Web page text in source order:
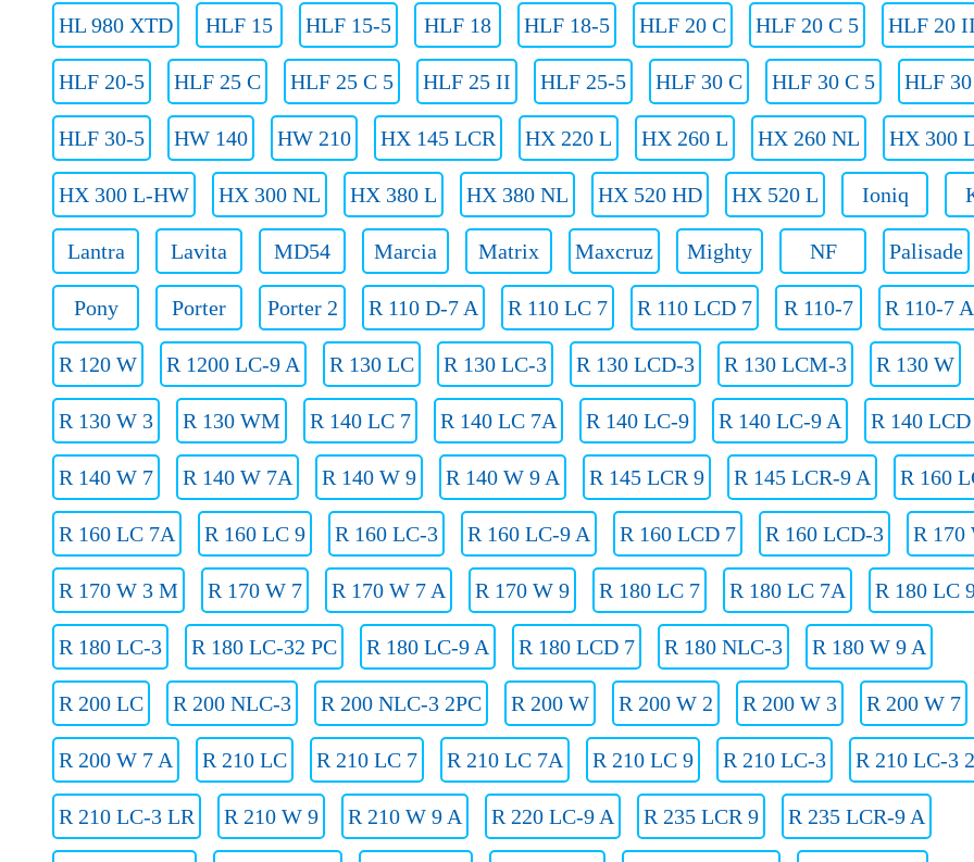
HL 980 XTD HLF 15 HLF 15-5 HLF 18 HLF 18-5 HLF 20 C HLF 20 C 5 HLF 20 II
HLF 20-5 HLF 25 C HLF 25 C 5 HLF 25 II HLF 25-5 HLF 30 C HLF 30 C 5 HLF
HLF 30-5 HW 140 HW 210 HX 145 LCR HX 220 L HX 260 L HX 260 NL HX 300 L
HX 300 L-HW HX 300 NL HX 380 L HX 380 NL HX 520 HD HX 520 L Ioniq
Lantra Lavita MD54 Marcia Matrix Maxcruz Mighty NF Palisade
Pony Porter Porter 2 R 110 D-7 A R 110 LC 7 R 110 LCD 7 R 110-7 R 110-7 A
R 120 W R 1200 LC-9 A R 130 LC R 130 LC-3 R 130 LCD-3 R 130 LCM-3 R 130 W
R 130 W 3 R 130 WM R 140 LC 7 R 140 LC 7A R 140 LC-9 R 140 LC-9 A R 140
R 140 W 7 R 140 W 7A R 140 W 9 R 140 W 9 A R 145 LCR 9 R 145 LCR-9 A R 160
R 160 LC 7A R 160 LC 9 R 160 LC-3 R 160 LC-9 A R 160 LCD 7 R 160 LCD-3 R 170
R 170 W 3 M R 170 W 7 R 170 W 7 A R 170 W 9 R 180 LC 7 R 180 LC 7A R 180 LC
R 180 LC-3 R 180 LC-32 PC R 180 LC-9 A R 180 LCD 7 R 180 NLC-3 R 180 W 9 A
R 200 LC R 200 NLC-3 R 200 NLC-3 2PC R 200 W R 200 W 2 R 200 W 3 R 200 W 7
R 200 W 7 A R 210 LC R 210 LC 7 R 210 LC 7A R 210 LC 9 R 210 LC-3 R 210 LC-3
R 210 LC-3 LR R 210 W 9 R 210 W 9 A R 220 LC-9 A R 235 LCR 9 R 235 LCR-9 A